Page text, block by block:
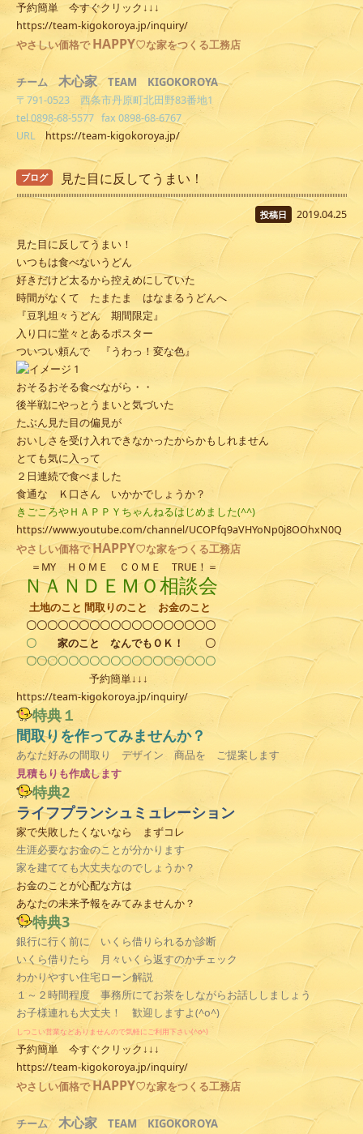
予約簡単 今すぐクリック↓↓↓
https://team-kigokoroya.jp/inquiry/
やさしい価格でHAPPY♡な家をつくる工務店
チーム木心家 TEAM KIGOKOROYA
〒791-0523 西条市丹原町北田野83番地1
tel 0898-68-5577 fax 0898-68-6767
URLhttps://team-kigokoroya.jp/
ブログ 見た目に反してうまい！
投稿日 2019.04.25
見た目に反してうまい！
いつもは食べないうどん
好きだけど太るから控えめにしていた
時間がなくて たまたま はなまるうどんへ
『豆乳坦々うどん 期間限定』
入り口に堂々とあるポスター
ついつい頼んで 『うわっ！変な色』
おそるおそる食べながら・・
後半戦にやっとうまいと気づいた
たぶん見た目の偏見が
おいしさを受け入れできなかったからかもしれません
とても気に入って
２日連続で食べました
食通な Ｋ口さん いかかでしょうか？
きごころやＨＡＰＰＹちゃんねるはじめました(^^)
https://www.youtube.com/channel/UCOPfq9aVHYoNp0j8OOhxN0Q
やさしい価格でHAPPY♡な家をつくる工務店
＝MY ＨＯＭＥ ＣＯＭＥ TRUE！＝
ＮＡＮＤＥＭＯ相談会
土地のこと 間取りのこと お金のこと
〇〇〇〇〇〇〇〇〇〇〇〇〇〇〇〇〇〇
〇 家のこと なんでもＯＫ！
〇
〇〇〇〇〇〇〇〇〇〇〇〇〇〇〇〇〇〇
予約簡単↓↓↓
https://team-kigokoroya.jp/inquiry/
特典１
間取りを作ってみませんか？
あなた好みの間取り デザイン 商品を ご提案します
見積もりも作成します
特典2
ライフプランシュミュレーション
家で失敗したくないなら まずコレ
生涯必要なお金のことが分かります
家を建てても大丈夫なのでしょうか？
お金のことが心配な方は
あなたの未来予報をみてみませんか？
特典3
銀行に行く前に いくら借りられるか診断
いくら借りたら 月々いくら返すのかチェック
わかりやすい住宅ローン解説
１～２時間程度 事務所にてお茶をしながらお話ししましょう
お子様連れも大丈夫！ 歓迎しますよ(^o^)
しつこい営業などありませんので気軽にご利用下さい(^o^)
予約簡単 今すぐクリック↓↓↓
https://team-kigokoroya.jp/inquiry/
やさしい価格でHAPPY♡な家をつくる工務店
チーム木心家 TEAM KIGOKOROYA